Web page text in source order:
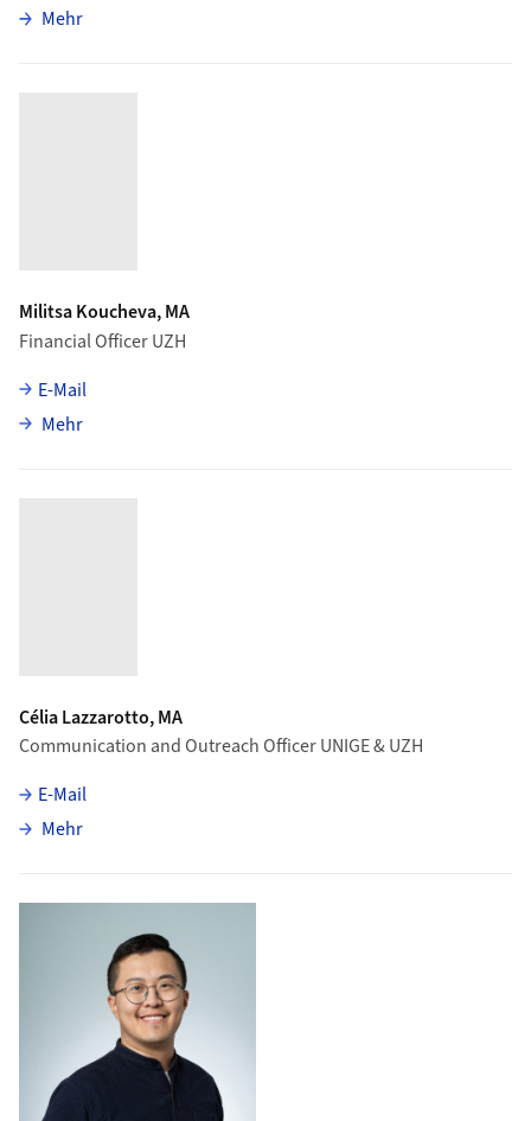
Mehrüber Ruedi Baur
Militsa Koucheva, MA
Financial Officer UZH
E-Mail
Mehrüber Militsa Koucheva
Célia Lazzarotto, MA
Communication and Outreach Officer UNIGE & UZH
E-Mail
Mehrüber Célia Lazzarotto